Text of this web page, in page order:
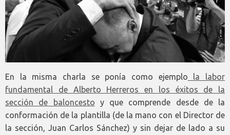
En la misma charla se ponía como ejemplo la labor
fundamental de Alberto Herreros en los éxitos de la
sección de baloncesto y que comprende desde de la
conformación de la plantilla (de la mano con el Director de
la sección, Juan Carlos Sánchez) y sin dejar de lado a su